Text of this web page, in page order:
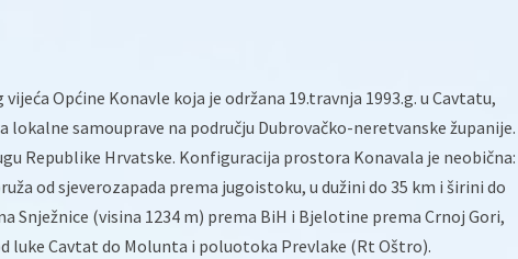
Općine Konavle koja je održana 19.travnja 1993.g. u Cavtatu,
lokalne samouprave na području Dubrovačko-neretvanske županije.
Republike Hrvatske. Konfiguracija prostora Konavala je neobična:
od sjeverozapada prema jugoistoku, u dužini do 35 km i širini do
Snježnice (visina 1234 m) prema BiH i Bjelotine prema Crnoj Gori,
luke Cavtat do Molunta i poluotoka Prevlake (Rt Oštro).